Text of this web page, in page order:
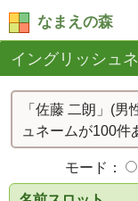
なまえの森
イングリッシュ
「佐藤 二朗」(
ュネームが100件
モード：